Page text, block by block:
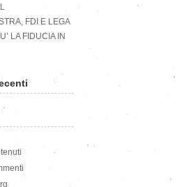
FDI E LEGA
LA FIDUCIA IN